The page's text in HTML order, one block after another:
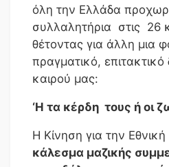
όλη την Ελλάδα
συλλαλητήρια στις 26
θέτοντας για άλλη μια
πραγματικό, επιτακτικό
καιρού μας:
‘Η τα κέρδη τους ή οι
Η Κίνηση για την
κάλεσμα μαζικής